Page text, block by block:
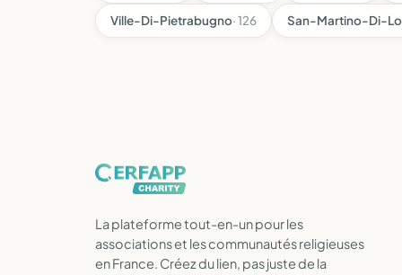
Ville-Di-Pietrabugno· 126 San-Martino-Di-
La plateforme tout-en-un pour les
associations et les communautés religieuses
en France. Créez du lien, pas juste de la